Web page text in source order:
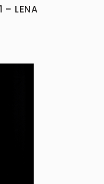
– LENA